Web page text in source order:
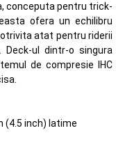
conceputa pentru trick-
ofera un echilibru
atat pentru riderii
ul dintr-o singura
de compresie IHC
(4.5 inch) latime